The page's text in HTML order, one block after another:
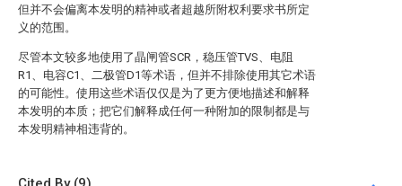
但并不会偏离本发明的精神或者超越所附权利要求书所定
义的范围。
尽管本文较多地使用了晶闸管SCR，稳压管TVS、电阻
R1、电容C1、二极管D1等术语，但并不排除使用其它术语
的可能性。使用这些术语仅仅是为了更方便地描述和解释
本发明的本质；把它们解释成任何一种附加的限制都是与
本发明精神相违背的。